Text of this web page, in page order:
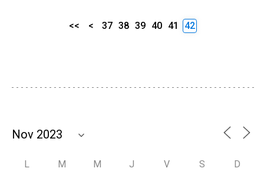
<< < 37 38 39 40 41 42
L M M J V S D